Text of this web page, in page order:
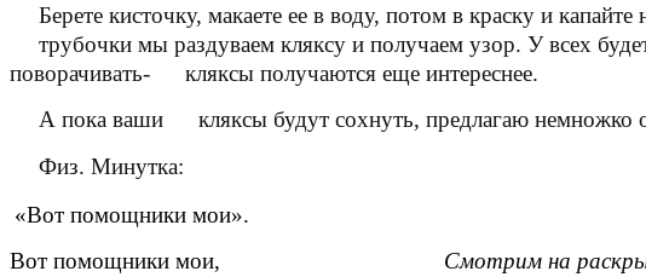
Берете кисточку, макаете ее в воду, потом в краску и
трубочки мы раздуваем кляксу и получаем узор. У всех
поворачивать-
кляксы получаются еще интереснее.
А пока ваши
кляксы будут сохнуть, предлагаю немножко
Физ. Минутка:
«Вот помощники мои».
Вот помощники мои, Смотрим на